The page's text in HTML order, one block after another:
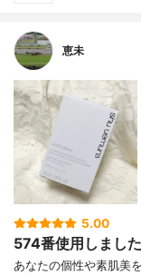
恵未
5.00
574番使用しました
あなたの個性や素肌美